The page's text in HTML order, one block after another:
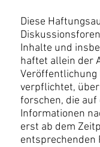
Diese
Inhalte und
haftet allein der
Veröffentlichung
verpflichtet,
forschen, die
Informationen
erst ab dem
entsprechenden